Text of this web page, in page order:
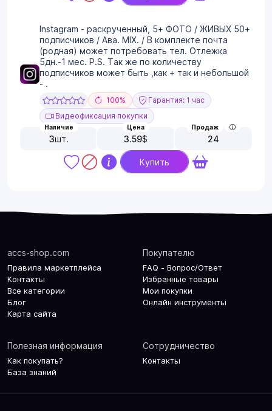
Instagram - раскрученный, 5+ ФОТО / ЖИВЫХ 50+
подписчиков / Ава. MIX. / В комплекте почта
(родная) может потребовать тел. Отлежка
5дн.-1 мес. P.S. Так же по количеству
подписчиков может быть ,как + так и небольшой
- .
100%
Гарантия: 1 час
Видеофиксация покупки
Наличие
3шт.
Цена
3.59$
Продаж
24
Купить
accs-shop.com
Правила маркетплейса
Контакты
Все категории
Блог
Карта сайта
Покупателю
FAQ - Вопрос/Ответ
Избранные товары
Мои покупки
Онлайн инструменты
Полезная информация
Как покупать?
База знаний
Сотрудничество
Контакты